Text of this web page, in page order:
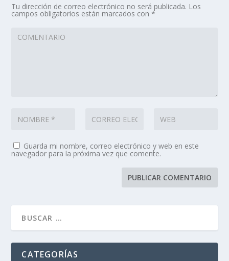
Tu dirección de correo electrónico no será publicada. Los
campos obligatorios están marcados con*
Guarda mi nombre, correo electrónico y web en este
navegador para la próxima vez que comente.
CATEGORÍAS